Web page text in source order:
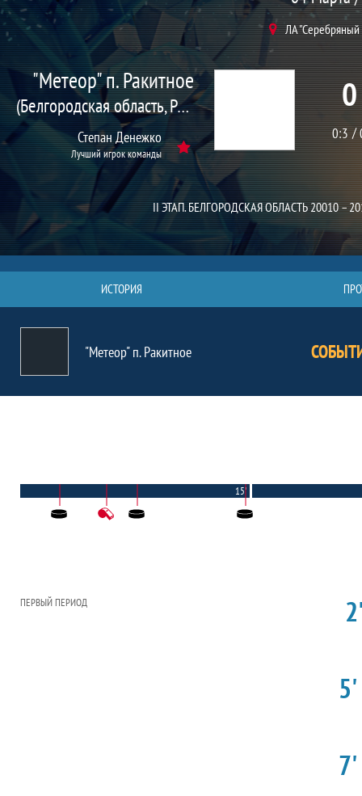
ЛА
"Метеор" п. Ракитное
(Белгородская область, Ракитное п.)
Степан Денежко
Лучший игрок команды
0:3
II ЭТАП. БЕЛГОРОДСКАЯ ОБЛАСТЬ 20010 –
ИСТОРИЯ
"Метеор" п. Ракитное
15'
ПЕРВЫЙ ПЕРИОД